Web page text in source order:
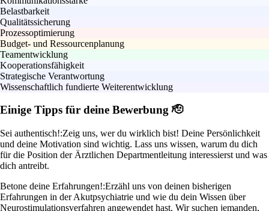
Belastbarkeit
Qualitätssicherung
Prozessoptimierung
Budget- und Ressourcenplanung
Teamentwicklung
Kooperationsfähigkeit
Strategische Verantwortung
Wissenschaftlich fundierte Weiterentwicklung
Einige Tipps für deine Bewerbung 🫡
Sei authentisch!:Zeig uns, wer du wirklich bist! Deine Persönlichkeit
und deine Motivation sind wichtig. Lass uns wissen, warum du dich
für die Position der Ärztlichen Departmentleitung interessierst und was
dich antreibt.
Betone deine Erfahrungen!:Erzähl uns von deinen bisherigen
Erfahrungen in der Akutpsychiatrie und wie du dein Wissen über
Neurostimulationsverfahren angewendet hast. Wir suchen jemanden,